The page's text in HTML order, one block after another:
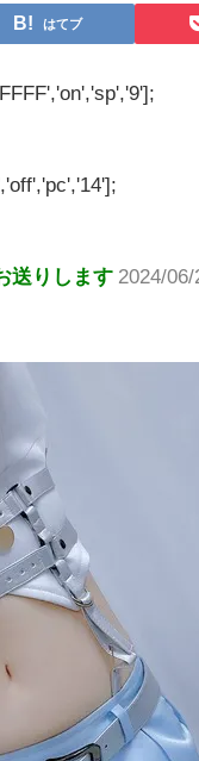
はてブ
送りします 2024/